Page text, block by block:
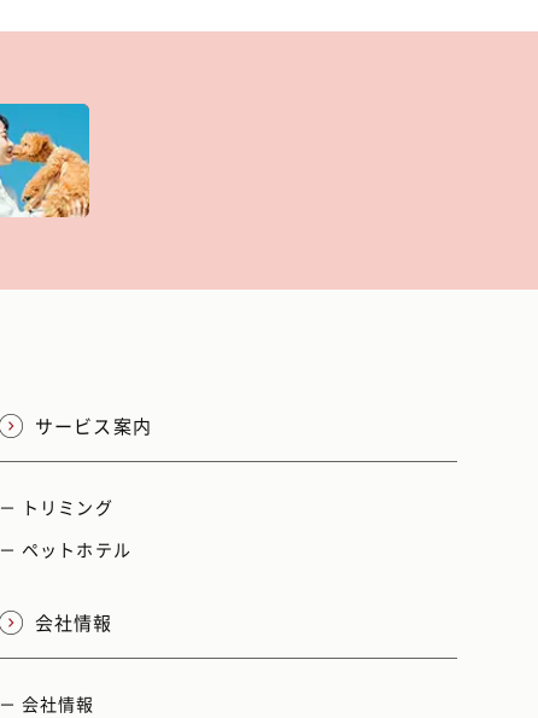
サービス案内
－ トリミング
－ ペットホテル
会社情報
－ 会社情報